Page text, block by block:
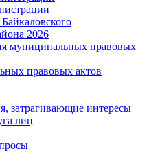
2026
муниципальных правовых
правовых актов
затрагивающие интересы
лиц